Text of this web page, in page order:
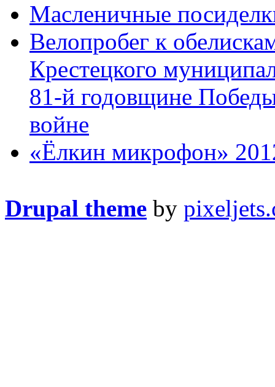
Масленичные
Велопробег к
Крестецкого
81-й годовщине
войне
«Ёлкин микрофон»
Drupal theme by